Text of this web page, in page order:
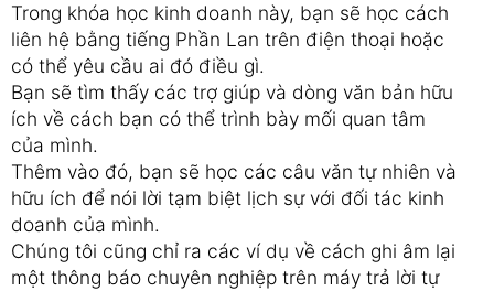
Trong khóa học kinh doanh này, bạn sẽ học cách
liên hệ bằng tiếng Phần Lan trên điện thoại hoặc
có thể yêu cầu ai đó điều gì.
Bạn sẽ tìm thấy các trợ giúp và dòng văn bản hữu
ích về cách bạn có thể trình bày mối quan tâm
của mình.
Thêm vào đó, bạn sẽ học các câu văn tự nhiên và
hữu ích để nói lời tạm biệt lịch sự với đối tác kinh
doanh của mình.
Chúng tôi cũng chỉ ra các ví dụ về cách ghi âm lại
một thông báo chuyên nghiệp trên máy trả lời tự